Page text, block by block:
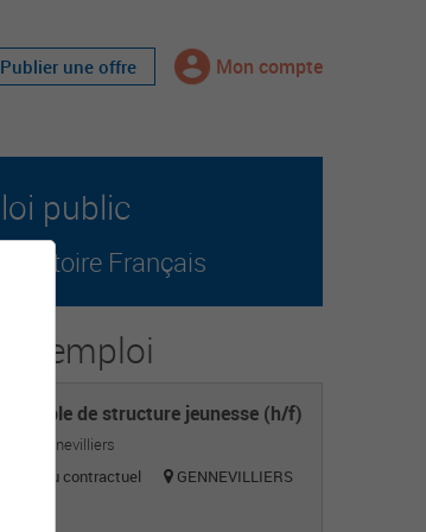
Publier une offre Mon compte
public
Français
d'emploi
de structure jeunesse (h/f)
de Gennevilliers
ou contractuel
GENNEVILLIERS